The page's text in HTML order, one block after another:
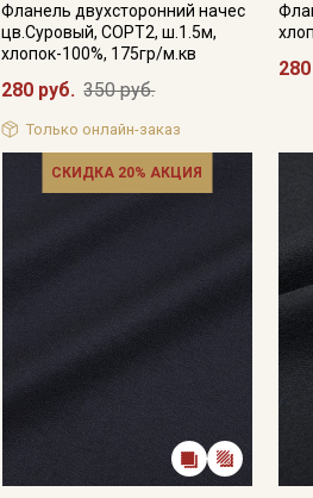
Фланель двухсторонний начес
цв.Суровый, СОРТ2, ш.1.5м,
хлопок-100%, 175гр/м.кв
280 руб. 350 руб.
Только онлайн-заказ
СКИДКА 20% АКЦИЯ